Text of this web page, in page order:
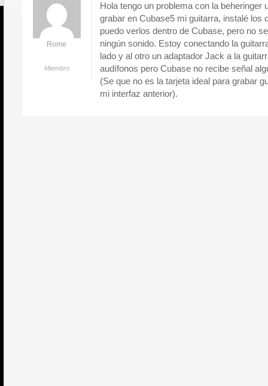
Rome
Miembro
Hola tengo un problema con la beheringer
grabar en Cubase5 mi guitarra, instalé los
puedo verlos dentro de Cubase, pero no
ningún sonido. Estoy conectando la
lado y al otro un adaptador Jack a la
audífonos pero Cubase no recibe señal
(Se que no es la tarjeta ideal para grabar
mi interfaz anterior).